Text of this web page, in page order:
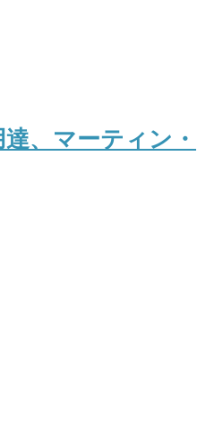
、マーティン・